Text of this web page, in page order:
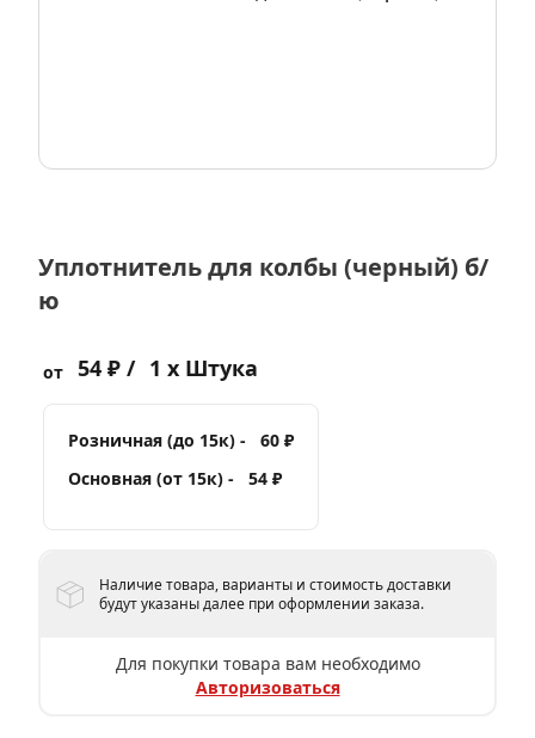
Уплотнитель для колбы (черный) б/
ю
от 54 ₽ / 1 x Штука
Розничная (до 15к) -
60 ₽
Основная (от 15к) -
54 ₽
Наличие товара, варианты и стоимость доставки
будут указаны далее при оформлении заказа.
Для покупки товара вам необходимо
Авторизоваться